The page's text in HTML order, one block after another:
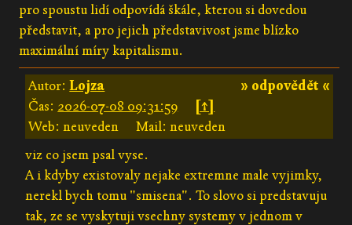
pro spoustu lidí odpovídá škále, kterou si dovedou
představit, a pro jejich představivost jsme blízko
maximální míry kapitalismu.
» odpovědět «
Autor:Lojza
Čas: 2026-07-08 09:31:59
[↑]
Web: neuveden
Mail: neuveden
viz co jsem psal vyse.
A i kdyby existovaly nejake extremne male vyjimky,
nerekl bych tomu "smisena". To slovo si predstavuju
tak, ze se vyskytuji vsechny systemy v jednom v